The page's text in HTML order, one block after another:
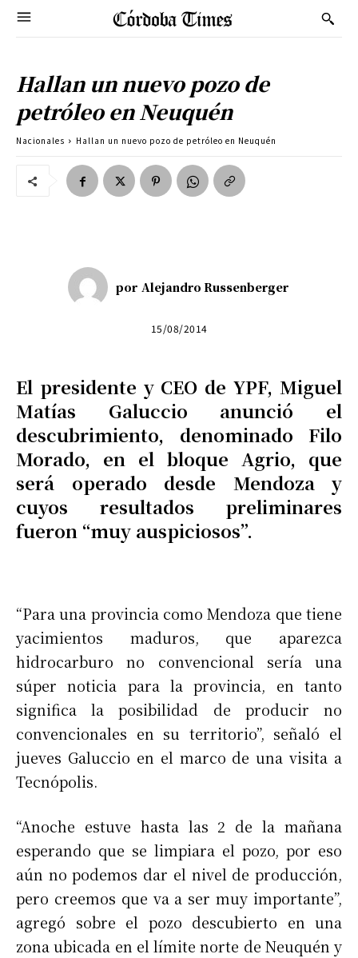
Hallan un nuevo pozo de
petróleo en Neuquén
Nacionales Hallan un nuevo pozo de petróleo en Neuquén
por Alejandro Russenberger
15/08/2014
El presidente y CEO de YPF, Miguel
Matías Galuccio anunció el
descubrimiento, denominado Filo
Morado, en el bloque Agrio, que
será operado desde Mendoza y
cuyos resultados preliminares
fueron “muy auspiciosos”.
“Para una provincia como Mendoza que tiene
yacimientos maduros, que aparezca
hidrocarburo no convencional sería una
súper noticia para la provincia, en tanto
significa la posibilidad de producir no
convencionales en su territorio”, señaló el
jueves Galuccio en el marco de una visita a
Tecnópolis.
“Anoche estuve hasta las 2 de la mañana
esperando que se limpiara el pozo, por eso
aún no podemos dar el nivel de producción,
pero creemos que va a ser muy importante”,
agregó sobre el pozo descubierto en una
zona ubicada en el límite norte de Neuquén y